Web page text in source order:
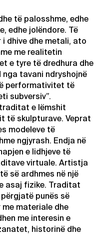
të palosshme, edhe
edhe jolëndore. Të
dhive dhe metali, ato
me realitetin
e tyre të dredhura dhe
tavani ndryshojnë
performativitet të
subversiv”.
e lëmshit
të skulpturave. Veprat
modeleve të
ngjyrash. Endja në
e lidhjeve të
virtuale. Artistja
së ardhmes në një
asaj fizike. Traditat
punës së
materiale dhe
me interesin e
historinë dhe